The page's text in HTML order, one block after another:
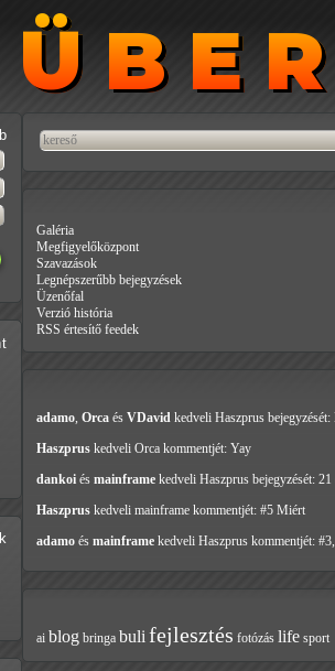
Galéria
Megfigyelőközpont
Szavazások
Legnépszerűbb bejegyzések
Üzenőfal
Verzió história
RSS értesítő feedek
adamo, Orca és VDavid kedveli Haszprus
Haszprus kedveli Orca kommentjét: Yay
dankoi és mainframe kedveli Haszprus bejegyzését:
Haszprus kedveli mainframe kommentjét: #5 Miért
adamo és mainframe kedveli Haszprus kommentjét:
ai blog bringa buli fejlesztés fotózás life sport